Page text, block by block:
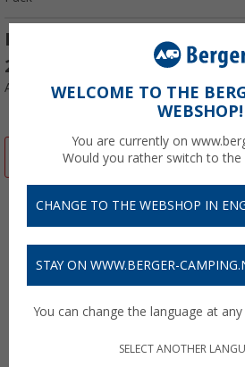
Bees Wrap Bijenwasdoek
27,5 cm
Artikelnr: 229585
-13%
WELCOME TO THE
WEBSHOP!
You are currently on
Would you rather switch to the
CHANGE TO THE WEBSHOP IN
STAY ON WWW.BERGER-
You can change the language at
SELECT ANOTHER